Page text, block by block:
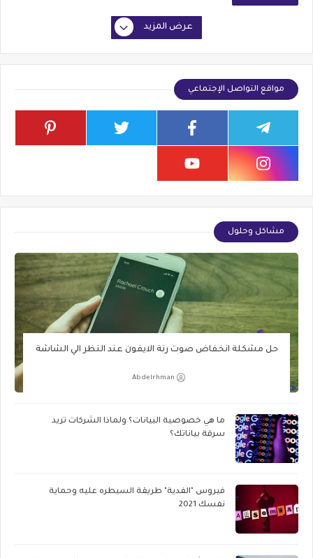
عرض المزيد
مواقع التواصل الإجتماعي
مشاكل وحلول
حل مشكلة انخفاض صوت رنة الايفون عند النظر الي الشاشة
Abdelrhman
ما هي خصوصية البيانات؟ ولماذا الشركات تريد
سرقة بياناتك؟
فيروس "الفدية" طريقة السيطره عليه وحماية
نفسك 2021